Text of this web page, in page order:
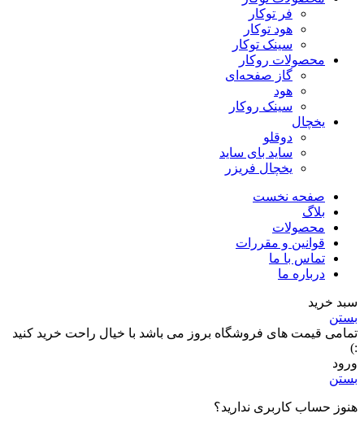
فر توکار
هود توکار
سینک توکار
محصولات روکار
گاز صفحه‌ای
هود
سینک روکار
یخچال
دوقلو
ساید بای ساید
یخچال فریزر
صفحه نخست
بلاگ
محصولات
قوانین و مقررات
تماس با ما
درباره ما
سبد خرید
بستن
تمامی قیمت های فروشگاه بروز می باشد با خیال راحت خرید کنید
:)
ورود
بستن
هنوز حساب کاربری ندارید؟